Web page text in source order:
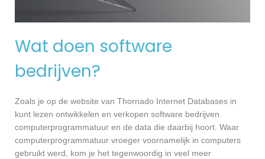
Wat doen software
bedrijven?
Zoals je op de website van Thornado Internet Databases in
kunt lezen ontwikkelen en verkopen software bedrijven
computerprogrammatuur en de data die daarbij hoort. Waar
computerprogrammatuur vroeger voornamelijk in computers
gebruikt werd, kom je het tegenwoordig in veel meer